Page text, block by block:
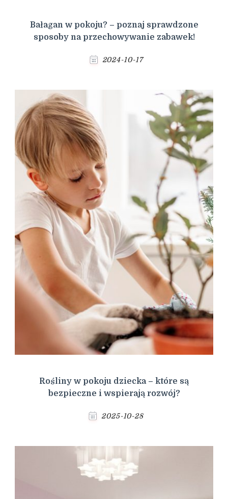
Bałagan w pokoju? – poznaj sprawdzone
sposoby na przechowywanie zabawek!
2024-10-17
Rośliny w pokoju dziecka – które są
bezpieczne i wspierają rozwój?
2025-10-28